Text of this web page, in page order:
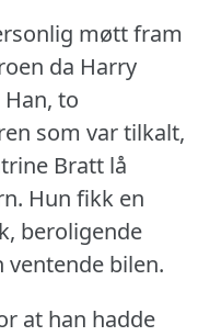
møtt fram
da Harry
Han, to
som var tilkalt,
Bratt lå
Hun fikk en
beroligende
bilen.
at han hadde